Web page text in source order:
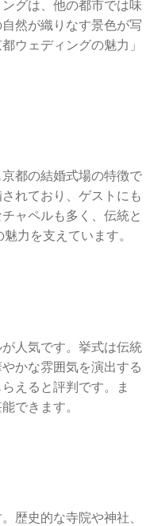
グは、他の都市では味
然が織りなす景色が写
ウェディングの魅力」
都の結婚式場の特徴で
れており、ゲストにも
ャペルも多く、伝統と
力を支えています。
人気です。挙式は伝統
かな雰囲気を演出する
えると評判です。ま
できます。
歴史的な寺院や神社、